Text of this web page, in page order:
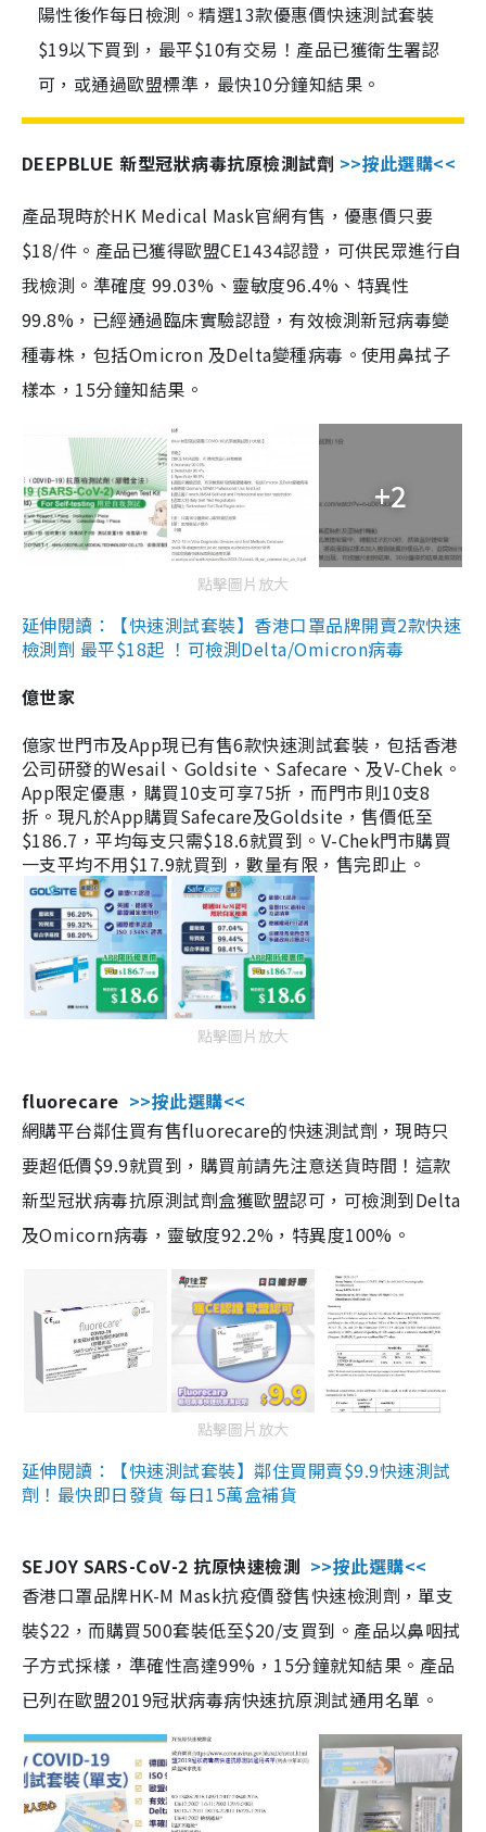
陽性後作每日檢測。精選13款優惠價快速測試套裝
$19以下買到，最平$10有交易！產品已獲衛生署認
可，或通過歐盟標準，最快10分鐘知結果。
DEEPBLUE 新型冠狀病毒抗原檢測試劑 >>按此選購<<
產品現時於HK Medical Mask官網有售，優惠價只要
$18/件。產品已獲得歐盟CE1434認證，可供民眾進行自
我檢測。準確度 99.03%、靈敏度96.4%、特異性
99.8%，已經通過臨床實驗認證，有效檢測新冠病毒變
種毒株，包括Omicron 及Delta變種病毒。使用鼻拭子
樣本，15分鐘知結果。
+2
點擊圖片放大
延伸閱讀：【快速測試套裝】香港口罩品牌開賣2款快速
檢測劑 最平$18起 ！可檢測Delta/Omicron病毒
億世家
億家世門市及App現已有售6款快速測試套裝，包括香港
公司研發的Wesail、Goldsite、Safecare、及V-Chek。
App限定優惠，購買10支可享75折，而門市則10支8
折。現凡於App購買Safecare及Goldsite，售價低至
$186.7，平均每支只需$18.6就買到。V-Chek門市購買
一支平均不用$17.9就買到，數量有限，售完即止。
點擊圖片放大
fluorecare >>按此選購<<
網購平台鄰住買有售fluorecare的快速測試劑，現時只
要超低價$9.9就買到，購買前請先注意送貨時間！這款
新型冠狀病毒抗原測試劑盒獲歐盟認可，可檢測到Delta
及Omicorn病毒，靈敏度92.2%，特異度100%。
點擊圖片放大
延伸閱讀：【快速測試套裝】鄰住買開賣$9.9快速測試
劑！最快即日發貨 每日15萬盒補貨
SEJOY SARS-CoV-2 抗原快速檢測 >>按此選購<<
香港口罩品牌HK-M Mask抗疫價發售快速檢測劑，單支
裝$22，而購買500套裝低至$20/支買到。產品以鼻咽拭
子方式採樣，準確性高達99%，15分鐘就知結果。產品
已列在歐盟2019冠狀病毒病快速抗原測試通用名單。